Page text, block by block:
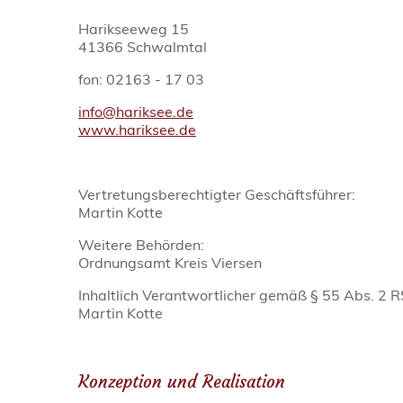
Harikseeweg 15
41366 Schwalmtal
fon: 02163 - 17 03
info@hariksee.de
www.hariksee.de
Vertretungsberechtigter Geschäftsführer:
Martin Kotte
Weitere Behörden:
Ordnungsamt Kreis Viersen
Inhaltlich Verantwortlicher gemäß § 55 Abs. 2
Martin Kotte
Konzeption und Realisation